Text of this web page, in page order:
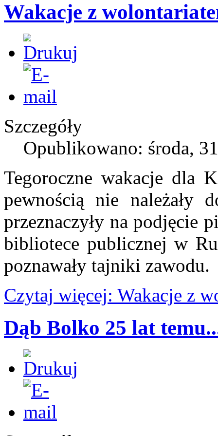
Wakacje z
Szczegóły
Opublikowano: środa,
Tegoroczne wakacje dla
pewnością nie należały
przeznaczyły na podjęcie
bibliotece publicznej w
poznawały tajniki zawodu.
Czytaj więcej: Wakacje z
Dąb Bolko 25 lat